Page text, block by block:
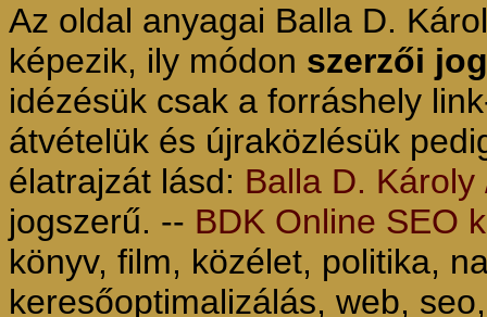
Az oldal anyagai Balla D.
képezik, ily módon szerzői
idézésük csak a forráshely
átvételük és újraközlésük
élatrajzát lásd: Balla D.
jogszerű. -- BDK Online SEO
könyv, film, közélet, politika,
keresőoptimalizálás, web,